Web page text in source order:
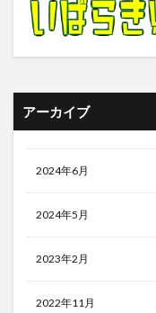
アーカイブ
2024年6月
2024年5月
2023年2月
2022年11月